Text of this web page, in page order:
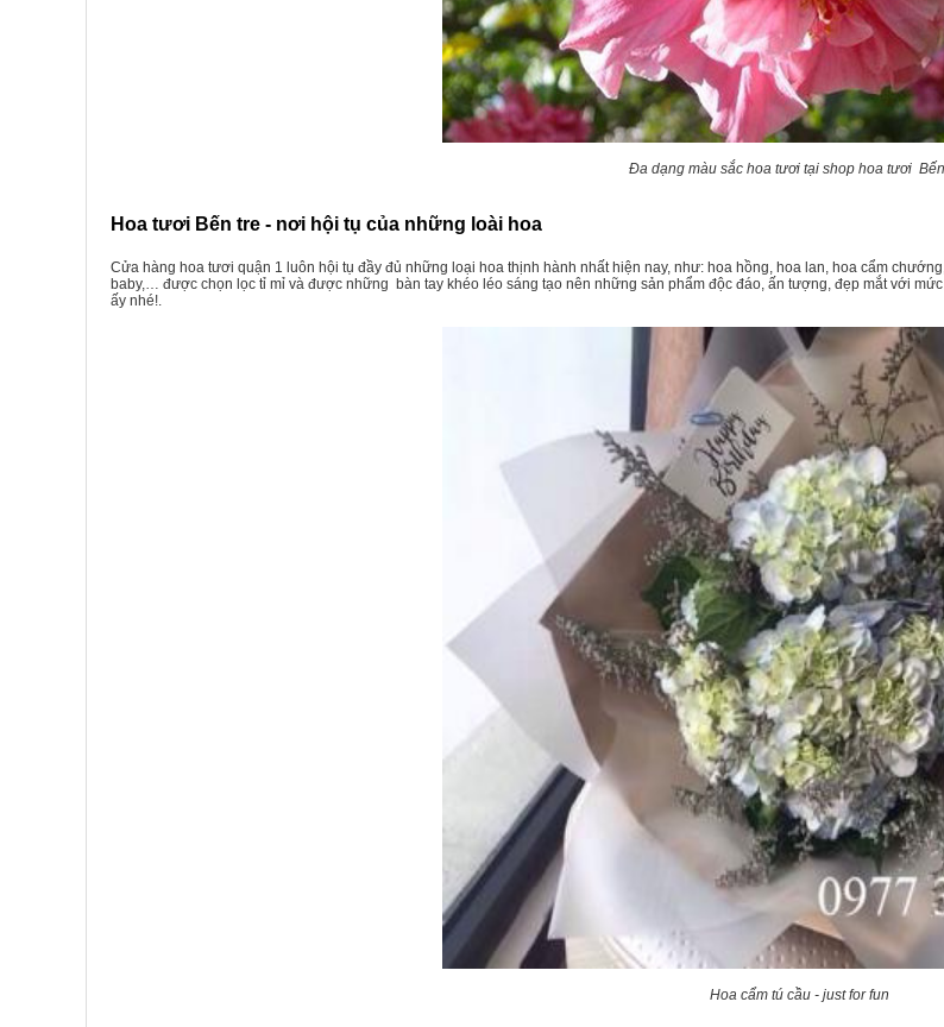
Đa dạng màu sắc hoa tươi tại shop hoa tươi
Hoa tươi Bến tre - nơi hội tụ của những loài hoa
Cửa hàng hoa tươi quận 1 luôn hội tụ đầy đủ những loại hoa thịnh hành nhất hiện nay, như: hoa hồng, hoa lan, hoa cẩm
baby,… được chọn lọc tỉ mỉ và được những bàn tay khéo léo sáng tạo nên những sản phẩm độc đáo, ấn tượng, đẹp mắt với
ấy nhé!.
Hoa cẩm tú cầu - just for fun